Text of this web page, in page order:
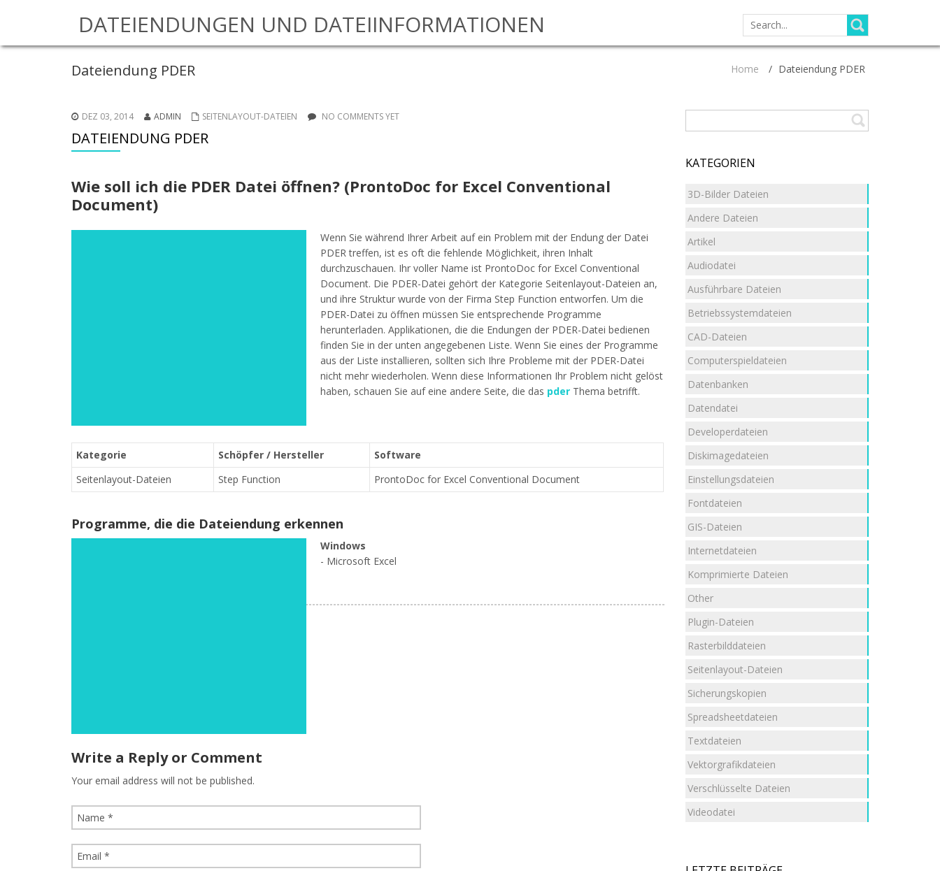
DATEIENDUNGEN UND DATEIINFORMATIONEN
SEARCH
FOR:
Dateiendung PDER Home / Dateiendung PDER
DEZ 03, 2014 ADMIN SEITENLAYOUT-DATEIEN NO COMMENTS YET
DATEIENDUNG PDER
Wie soll ich die PDER Datei öffnen? (ProntoDoc for Excel Conventional
Document)
Wenn Sie während Ihrer Arbeit auf ein Problem mit der Endung der Datei
PDER treffen, ist es oft die fehlende Möglichkeit, ihren Inhalt
durchzuschauen. Ihr voller Name ist ProntoDoc for Excel Conventional
Document. Die PDER-Datei gehört der Kategorie Seitenlayout-Dateien an,
und ihre Struktur wurde von der Firma Step Function entworfen. Um die
PDER-Datei zu öffnen müssen Sie entsprechende Programme
herunterladen. Applikationen, die die Endungen der PDER-Datei bedienen
finden Sie in der unten angegebenen Liste. Wenn Sie eines der Programme
aus der Liste installieren, sollten sich Ihre Probleme mit der PDER-Datei
nicht mehr wiederholen. Wenn diese Informationen Ihr Problem nicht gelöst
haben, schauen Sie auf eine andere Seite, die das pder Thema betrifft.
Kategorie Schöpfer / Hersteller
Software
Seitenlayout-Dateien
Step Function ProntoDoc for Excel Conventional Document
Programme, die die Dateiendung erkennen
Windows
- Microsoft Excel
Write a Reply or Comment
Your email address will not be published.
KATEGORIEN
3D-Bilder Dateien
Andere Dateien
Artikel
Audiodatei
Ausführbare Dateien
Betriebssystemdateien
CAD-Dateien
Computerspieldateien
Datenbanken
Datendatei
Developerdateien
Diskimagedateien
Einstellungsdateien
Fontdateien
GIS-Dateien
Internetdateien
Komprimierte Dateien
Other
Plugin-Dateien
Rasterbilddateien
Seitenlayout-Dateien
Sicherungskopien
Spreadsheetdateien
Textdateien
Vektorgrafikdateien
Verschlüsselte Dateien
Videodatei